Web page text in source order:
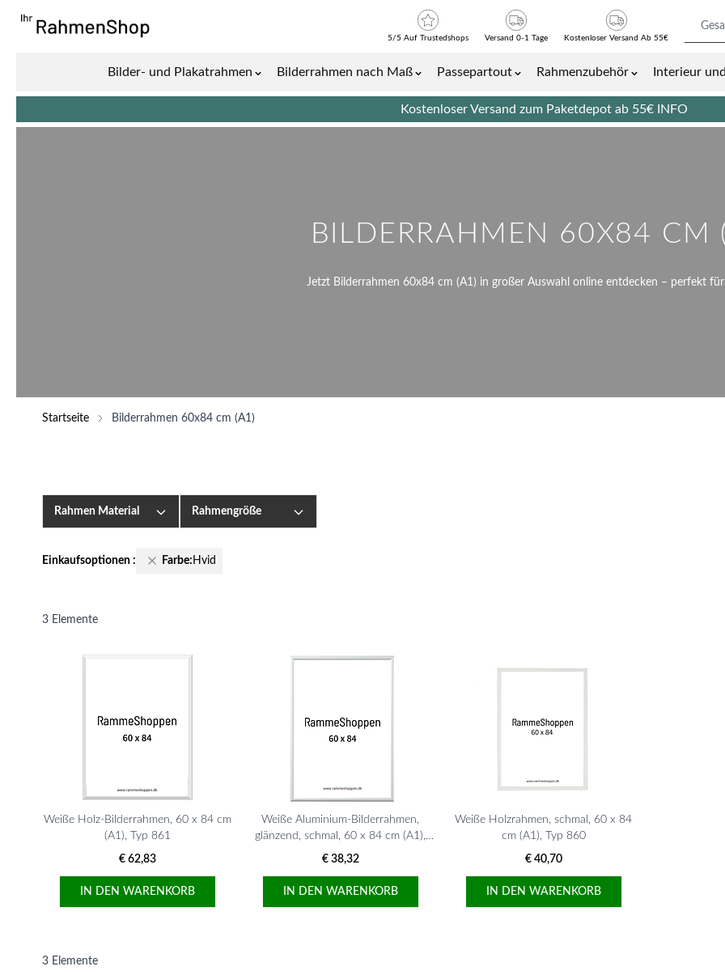
Bilder- und Plakatrahmen
Bilderrahmen nach Maß
Passepartout
Rahmenzubehör
Interieur
5/5 Auf Trustedshops Versand 0-1 Tage Kostenloser Versand Ab 55€
Kostenloser Versand zum Paketdepot ab 55€ INFO
BILDERRAHMEN 60X84 CM
Jetzt Bilderrahmen 60x84 cm (A1) in großer Auswahl online entdecken – perfekt
Startseite Bilderrahmen 60x84 cm (A1)
Einkaufsoptionen : Farbe: Hvid
Rahmen Material Rahmengröße
3 Elemente
Weiße Holz-Bilderrahmen, 60 x 84 cm
(A1), Typ 861
€ 62,83
IN DEN WARENKORB
Weiße Aluminium-Bilderrahmen,
glänzend, schmal, 60 x 84 cm (A1),
Typ 9006
€ 38,32
IN DEN WARENKORB
Weiße Holzrahmen, schmal, 60 x 84
cm (A1), Typ 860
€ 40,70
IN DEN WARENKORB
3 Elemente